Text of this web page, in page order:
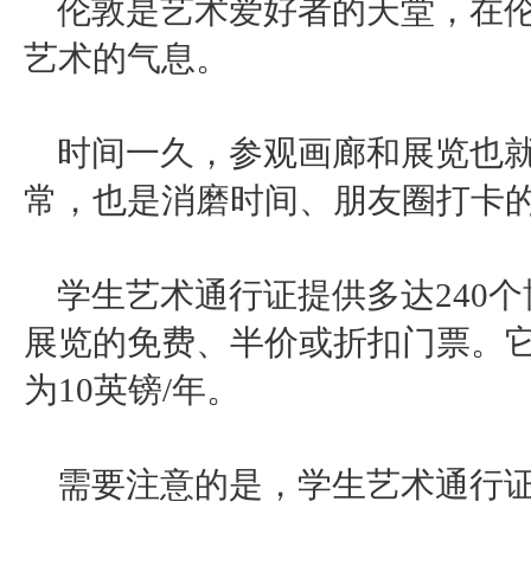
伦敦是艺术爱好者的天堂，在
艺术的气息。
时间一久，参观画廊和展览也
常，也是消磨时间、朋友圈打卡
学生艺术通行证提供多达240
展览的免费、半价或折扣门票。
为10英镑/年。
需要注意的是，学生艺术通行